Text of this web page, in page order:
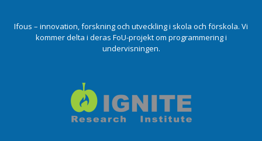
Ifous – innovation, forskning och utveckling i skola och förskola. Vi
kommer delta i deras FoU-projekt om programmering i
undervisningen.